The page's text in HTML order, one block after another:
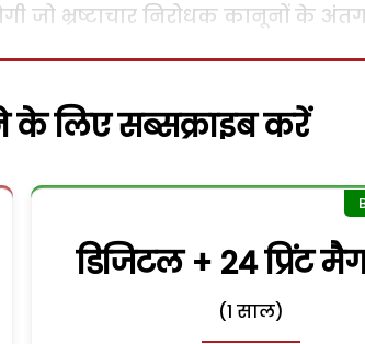
जो भ्रष्टाचार निरोधक कानूनों के
लिए सब्सक्राइब करें
डिजिटल + 24 प्रिंट
(1 साल)